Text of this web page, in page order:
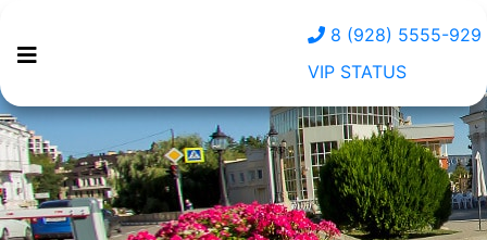
8 (928) 5555-929
VIP STATUS